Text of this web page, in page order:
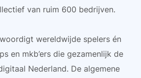
van ruim 600 bedrijven.
wereldwijde spelers én
en mkb’ers die gezamenlijk de
Nederland. De algemene